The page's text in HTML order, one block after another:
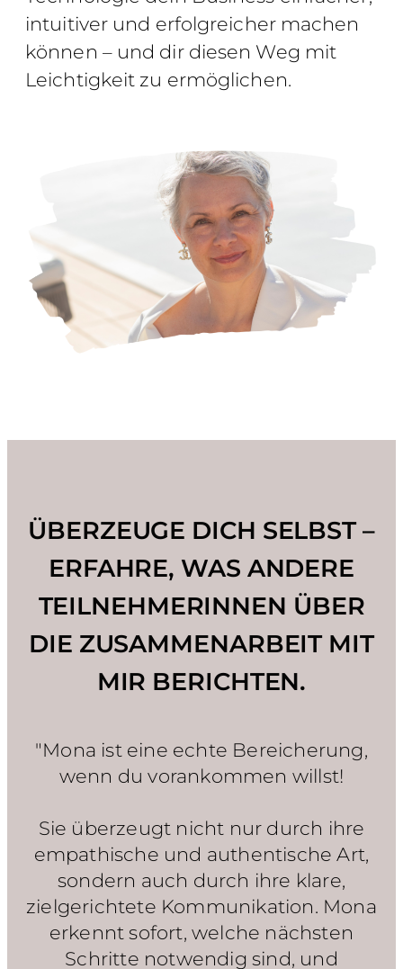
intuitiver und erfolgreicher machen
können – und dir diesen Weg mit
Leichtigkeit zu ermöglichen.
ÜBERZEUGE DICH SELBST –
ERFAHRE, WAS ANDERE
TEILNEHMERINNEN ÜBER
DIE ZUSAMMENARBEIT MIT
MIR BERICHTEN.
"Mona ist eine echte Bereicherung,
wenn du vorankommen willst!
Sie überzeugt nicht nur durch ihre
empathische und authentische Art,
sondern auch durch ihre klare,
zielgerichtete Kommunikation. Mona
erkennt sofort, welche nächsten
Schritte notwendig sind, und